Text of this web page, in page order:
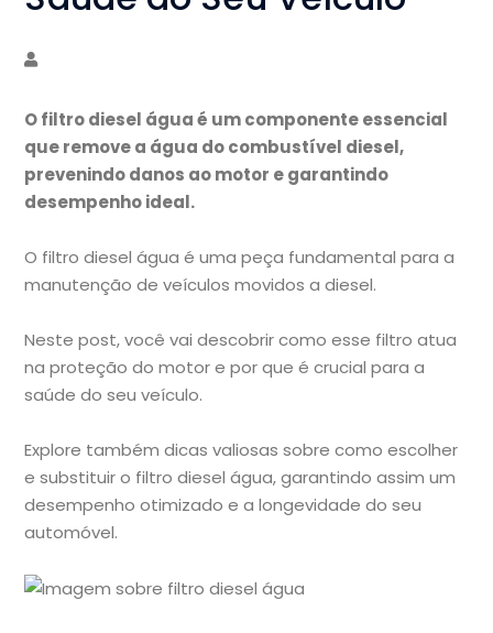
O filtro diesel água é um componente essencial
que remove a água do combustível diesel,
prevenindo danos ao motor e garantindo
desempenho ideal.
O filtro diesel água é uma peça fundamental para a
manutenção de veículos movidos a diesel.
Neste post, você vai descobrir como esse filtro atua
na proteção do motor e por que é crucial para a
saúde do seu veículo.
Explore também dicas valiosas sobre como escolher
e substituir o filtro diesel água, garantindo assim um
desempenho otimizado e a longevidade do seu
automóvel.